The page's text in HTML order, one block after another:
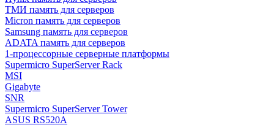
ТМИ память для серверов
Micron память для серверов
Samsung память для серверов
ADATA память для серверов
1-процессорные серверные платформы
Supermicro SuperServer Rack
MSI
Gigabyte
SNR
Supermicro SuperServer Tower
ASUS RS520A